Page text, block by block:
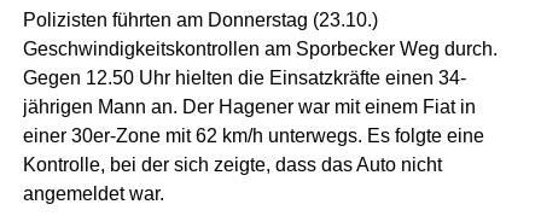
Polizisten führten am Donnerstag (23.10.)
Geschwindigkeitskontrollen am Sporbecker Weg durch.
Gegen 12.50 Uhr hielten die Einsatzkräfte einen 34-
jährigen Mann an. Der Hagener war mit einem Fiat in
einer 30er-Zone mit 62 km/h unterwegs. Es folgte eine
Kontrolle, bei der sich zeigte, dass das Auto nicht
angemeldet war.